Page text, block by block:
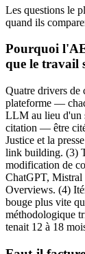
Les questions le
quand ils
Pourquoi
que le travail
Quatre drivers
plateforme —
LLM au lieu d'un
citation — être
Justice et la
link building. (3)
modification de
ChatGPT,
Overviews. (4)
bouge plus vite
méthodologique
tenait 12 à 18